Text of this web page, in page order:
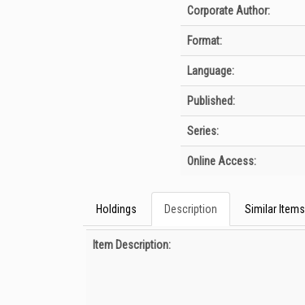
Corporate Author:
Format:
Language:
Published:
Series:
Online Access:
Holdings Description Similar Items
Description
Item Description: